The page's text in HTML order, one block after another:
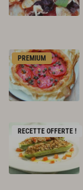
PREMIUM
RECETTE OFFERTE !